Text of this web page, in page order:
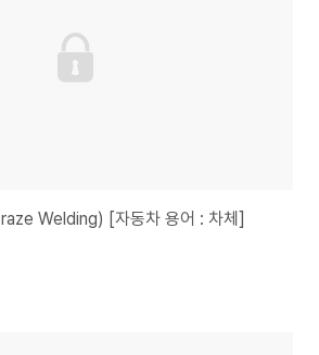
Welding) [자동차 용어 : 차체]